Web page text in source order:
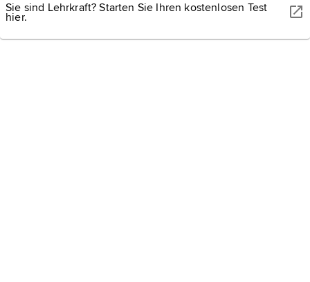
Sie sind Lehrkraft? Starten Sie Ihren kostenlosen Test
hier.